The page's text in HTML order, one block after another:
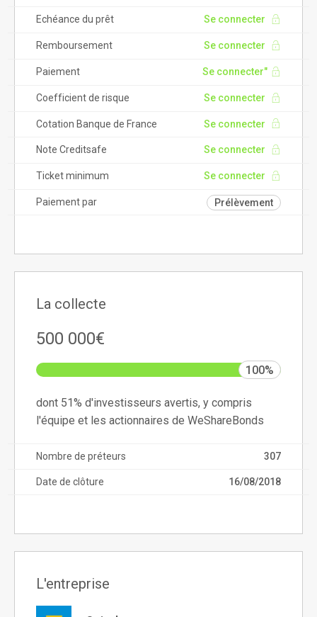
Echéance du prêt Se connecter
Remboursement Se connecter
Paiement Se connecter"
Coefficient de risque Se connecter
Cotation Banque de France Se connecter
Note Creditsafe Se connecter
Ticket minimum Se connecter
Paiement par Prélèvement
La collecte
500 000€
100%
dont 51% d'investisseurs avertis, y compris
l'équipe et les actionnaires de WeShareBonds
Nombre de préteurs 307
Date de clôture 16/08/2018
L'entreprise